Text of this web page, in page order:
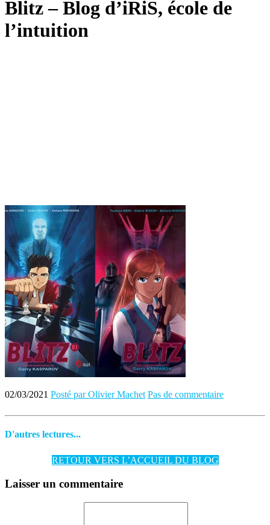
Blitz – Blog d’iRiS, école de
l’intuition
02/03/2021 Posté par Olivier Machet Pas de commentaire
D'autres lectures...
RETOUR VERS L’ACCUEIL DU BLOG
Laisser un commentaire